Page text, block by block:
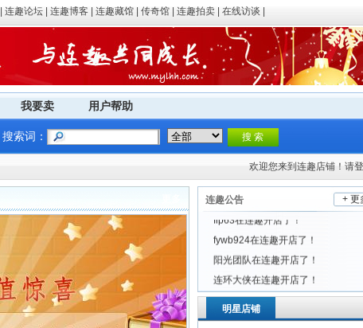
连趣论坛 连趣博客 连趣藏馆 传奇馆 连趣拍卖 在线访谈
我要卖 用户帮助
搜索词：
欢迎您来到连趣店铺！请
连趣公告
+ 更
flp63在连趣开店了！
j2012在连趣开店了！
明星店铺